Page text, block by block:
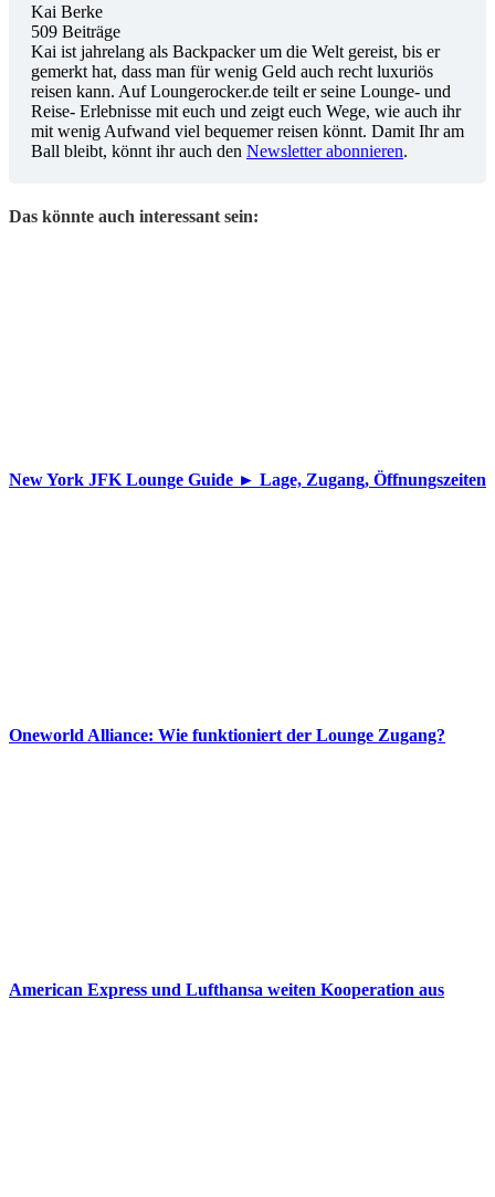
Kai Berke
509 Beiträge
Kai ist jahrelang als Backpacker um die Welt gereist, bis er
gemerkt hat, dass man für wenig Geld auch recht luxuriös
reisen kann. Auf Loungerocker.de teilt er seine Lounge- und
Reise- Erlebnisse mit euch und zeigt euch Wege, wie auch ihr
mit wenig Aufwand viel bequemer reisen könnt. Damit Ihr am
Ball bleibt, könnt ihr auch den Newsletter abonnieren.
Das könnte auch interessant sein:
New York JFK Lounge Guide ► Lage, Zugang, Öffnungszeiten
Oneworld Alliance: Wie funktioniert der Lounge Zugang?
American Express und Lufthansa weiten Kooperation aus